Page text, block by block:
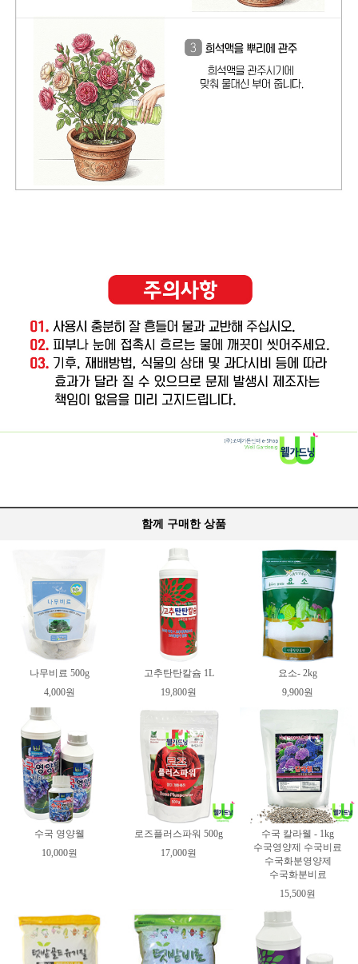
함께 구매한 상품
나무비료 500g
4,000원
고추탄탄칼슘 1L
19,800원
요소- 2kg
9,900원
수국 영양웰
10,000원
로즈플러스파워 500g
17,000원
수국 칼라웰 - 1kg
수국영양제 수국비료
수국화분영양제
수국화분비료
15,500원